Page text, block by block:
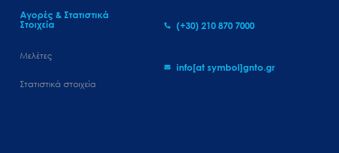
Αγορές & Στατιστικά
Στοιχεία
Μελέτες
Στατιστικά στοιχεία
(+30) 210 870 7000
info[at symbol]gnto.gr